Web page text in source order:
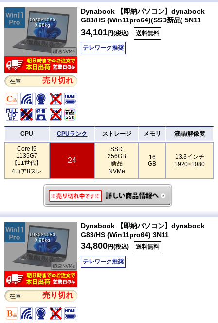
1920×1080
0.98kg
在庫 売り切れ
Dynabook 【即納パソコン】dynabook
G83/HS (Win11pro64)(SSD新品) 5N11
34,101円(税込) 送料無料
テレワーク推奨
CPU CPUランク ストレージ メモリ 液晶/解像度
Core i5
1135G7
【11世代】
4コア8スレ
24
SSD
256GB
新品
NVMe
16
GB
13.3インチ
1920×1080
1920×1080
0.98kg
在庫 売り切れ
Dynabook 【即納パソコン】dynabook
G83/HS (Win11pro64) 3N11
34,800円(税込) 送料無料
テレワーク推奨